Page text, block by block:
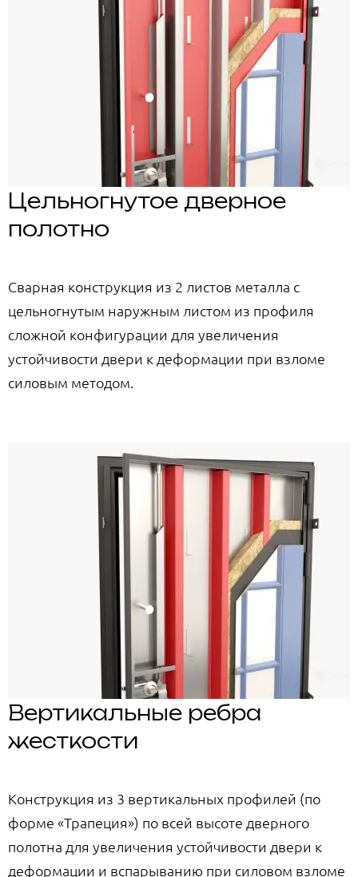
Цельногнутое дверное
полотно
Сварная конструкция из 2 листов металла с
цельногнутым наружным листом из профиля
сложной конфигурации для увеличения
устойчивости двери к деформации при взломе
силовым методом.
Вертикальные ребра
жесткости
Конструкция из 3 вертикальных профилей (по
форме «Трапеция») по всей высоте дверного
полотна для увеличения устойчивости двери к
деформации и вспарыванию при силовом взломе